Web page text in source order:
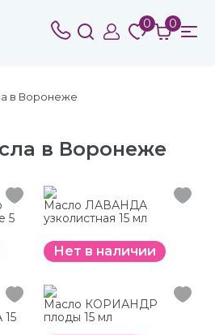
0 0
в Воронеже
в Воронеже
5
Масло ЛАВАНДА
узколистная 15 мл
Нет в наличии
Масло КОРИАНДР
плоды 15 мл